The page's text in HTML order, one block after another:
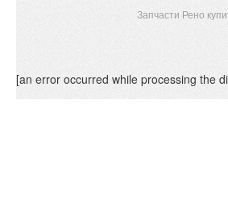
Запчасти Рено
[an error occurred while processing the